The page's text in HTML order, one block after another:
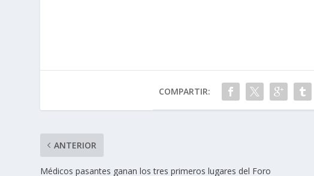
COMPARTIR:
ANTERIOR
Médicos pasantes ganan los tres primeros lugares del Foro